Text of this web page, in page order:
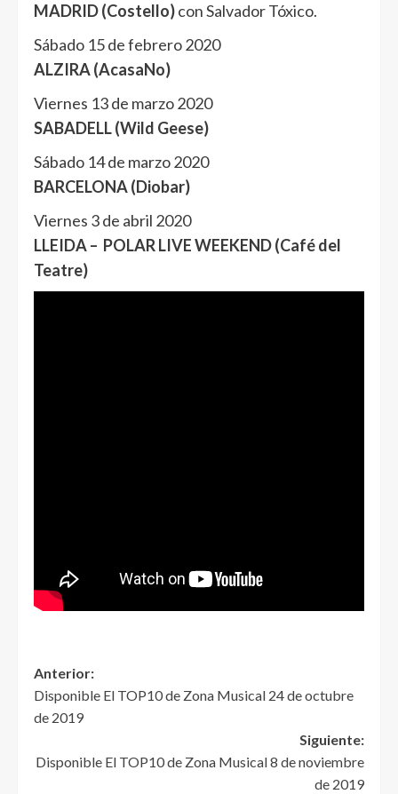
MADRID (Costello)con Salvador Tóxico.
Sábado 15 de febrero 2020
ALZIRA (AcasaNo)
Viernes 13 de marzo 2020
SABADELL (Wild Geese)
Sábado 14 de marzo 2020
BARCELONA (Diobar)
Viernes 3 de abril 2020
LLEIDA – POLAR LIVE WEEKEND (Café del
Teatre)
Anterior:
Disponible El TOP10 de Zona Musical 24 de octubre
de 2019
Siguiente:
Disponible El TOP10 de Zona Musical 8 de noviembre
de 2019